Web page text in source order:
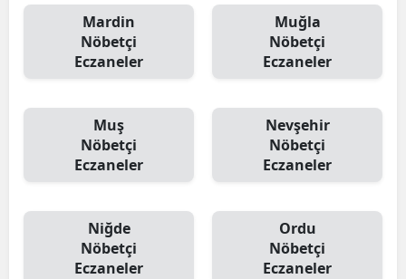
Mardin
Nöbetçi
Eczaneler
Muğla
Nöbetçi
Eczaneler
Muş
Nöbetçi
Eczaneler
Nevşehir
Nöbetçi
Eczaneler
Niğde
Nöbetçi
Eczaneler
Ordu
Nöbetçi
Eczaneler